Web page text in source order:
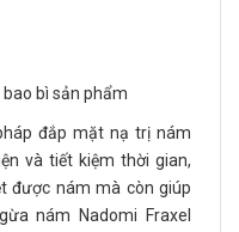
bì sản phẩm
đắp mặt nạ trị nám
và tiết kiệm thời gian,
được nám mà còn giúp
nám Nadomi Fraxel